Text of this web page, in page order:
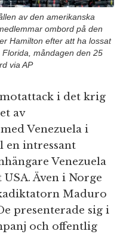
av den amerikanska
ombord på den
Hamilton efter att ha lossat
måndagen den 25
via AP
i det krig
av
Venezuela i
en intressant
Venezuela
Även i Norge
Maduro
presenterade sig i
och offentlig